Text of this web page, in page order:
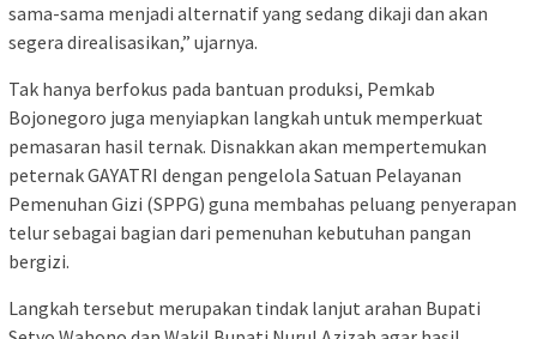
sama-sama menjadi alternatif yang sedang dikaji dan akan
segera direalisasikan,” ujarnya.
Tak hanya berfokus pada bantuan produksi, Pemkab
Bojonegoro juga menyiapkan langkah untuk memperkuat
pemasaran hasil ternak. Disnakkan akan mempertemukan
peternak GAYATRI dengan pengelola Satuan Pelayanan
Pemenuhan Gizi (SPPG) guna membahas peluang penyerapan
telur sebagai bagian dari pemenuhan kebutuhan pangan
bergizi.
Langkah tersebut merupakan tindak lanjut arahan Bupati